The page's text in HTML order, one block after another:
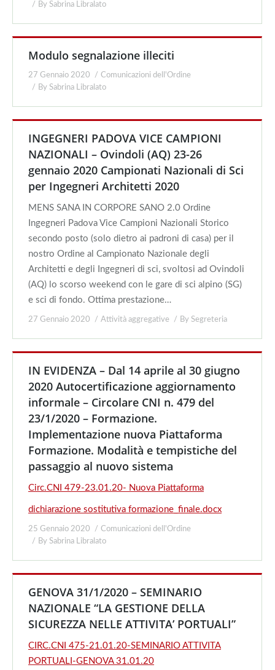
By Sabrina Libralato
Modulo segnalazione illeciti
27 Gennaio 2020
Comunicazioni dell'Ordine
By Sabrina Libralato
INGEGNERI PADOVA VICE CAMPIONI
NAZIONALI – Ovindoli (AQ) 23-26
gennaio 2020 Campionati Nazionali di Sci
per Ingegneri Architetti 2020
MENS SANA IN CORPORE SANO 2.0 Ordine
Ingegneri Padova Vice Campioni Nazionali Storico
secondo posto (solo dietro ai padroni di casa) per il
nostro Ordine al Campionato Nazionale degli
Architetti e degli Ingegneri di sci, svoltosi ad Ovindoli
(AQ) lo scorso weekend con le gare di sci alpino (SG)
e sci di fondo. Ottima prestazione…
27 Gennaio 2020 Attività aggregative By Segreteria
IN EVIDENZA – Dal 14 aprile al 30 giugno
2020 Autocertificazione aggiornamento
informale – Circolare CNI n. 479 del
23/1/2020 – Formazione.
Implementazione nuova Piattaforma
Formazione. Modalità e tempistiche del
passaggio al nuovo sistema
Circ.CNI 479-23.01.20- Nuova Piattaforma
dichiarazione sostitutiva formazione_finale.docx
25 Gennaio 2020
Comunicazioni dell'Ordine
By Sabrina Libralato
GENOVA 31/1/2020 – SEMINARIO
NAZIONALE “LA GESTIONE DELLA
SICUREZZA NELLE ATTIVITA’ PORTUALI”
CIRC.CNI 475-21.01.20-SEMINARIO ATTIVITA
PORTUALI-GENOVA 31.01.20